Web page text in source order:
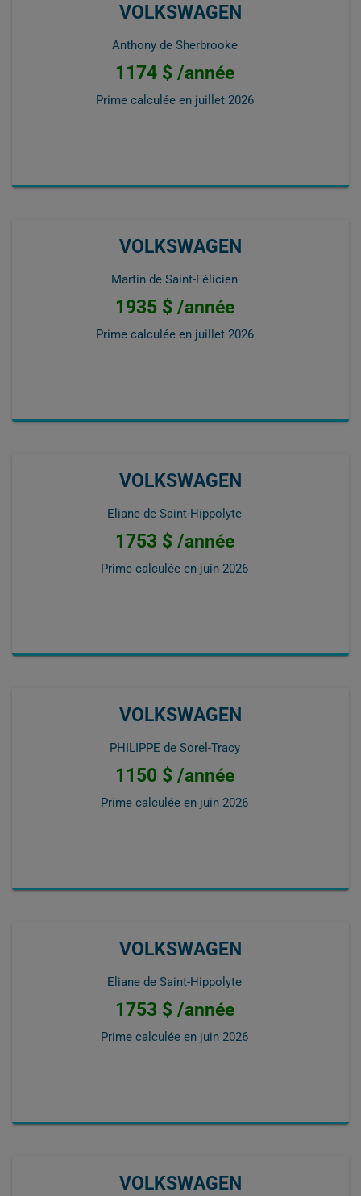
VOLKSWAGEN
Anthony de Sherbrooke
1174 $ /année
Prime calculée en juillet 2026
VOLKSWAGEN
Martin de Saint-Félicien
1935 $ /année
Prime calculée en juillet 2026
VOLKSWAGEN
Eliane de Saint-Hippolyte
1753 $ /année
Prime calculée en juin 2026
VOLKSWAGEN
PHILIPPE de Sorel-Tracy
1150 $ /année
Prime calculée en juin 2026
VOLKSWAGEN
Eliane de Saint-Hippolyte
1753 $ /année
Prime calculée en juin 2026
VOLKSWAGEN